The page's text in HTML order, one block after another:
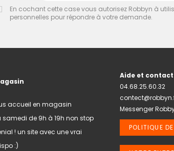
En cochant cette case vous autorisez Robbyn à
personnelles pour répondre à votre demande.
accueil en magasin
samedi de 9h à 19h non stop
! un site avec une vrai
:)
Aide et contact
04.68.25.60.32
Messenger
POLITIQUE